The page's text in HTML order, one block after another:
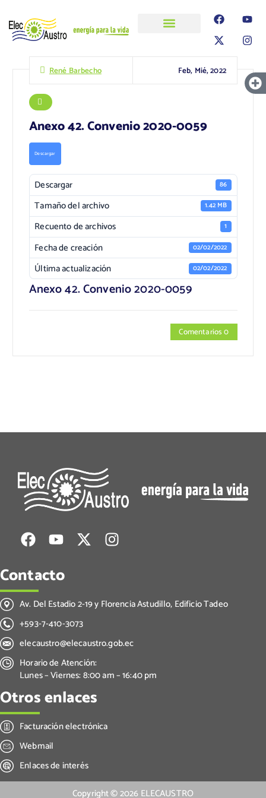
René Barbecho Feb, Mié, 2022
Anexo 42. Convenio 2020-0059
Descargar
Descargar 86
Tamaño del archivo 1.42 MB
Recuento de archivos 1
Fecha de creación 02/02/2022
Última actualización 02/02/2022
Anexo 42. Convenio 2020-0059
Comentarios 0
Contacto
Av. Del Estadio 2-19 y Florencia Astudillo, Edificio Tadeo
+593-7-410-3073
elecaustro@elecaustro.gob.ec
Horario de Atención:
Lunes – Viernes: 8:00 am – 16:40 pm
Otros enlaces
Facturación electrónica
Webmail
Enlaces de interés
Copyright ©2026 ELECAUSTRO